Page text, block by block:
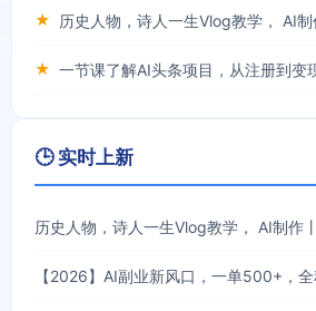
★
★
🕒 实时上新